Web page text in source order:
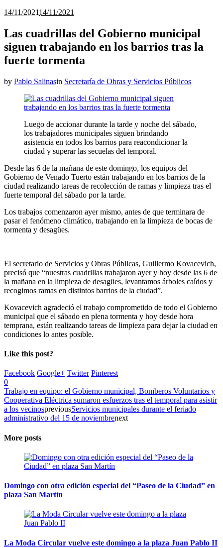
14/11/202114/11/2021
Las cuadrillas del Gobierno municipal
siguen trabajando en los barrios tras la
fuerte tormenta
by Pablo Salinasin Secretaría de Obras y Servicios Públicos
Luego de accionar durante la tarde y noche del sábado,
los trabajadores municipales siguen brindando
asistencia en todos los barrios para reacondicionar la
ciudad y superar las secuelas del temporal.
Desde las 6 de la mañana de este domingo, los equipos del
Gobierno de Venado Tuerto están trabajando en los barrios de la
ciudad realizando tareas de recolección de ramas y limpieza tras el
fuerte temporal del sábado por la tarde.
Los trabajos comenzaron ayer mismo, antes de que terminara de
pasar el fenómeno climático, trabajando en la limpieza de bocas de
tormenta y desagües.
El secretario de Servicios y Obras Públicas, Guillermo Kovacevich,
precisó que “nuestras cuadrillas trabajaron ayer y hoy desde las 6 de
la mañana en la limpieza de desagües, levantamos árboles caídos y
recogimos ramas en distintos barrios de la ciudad”.
Kovacevich agradeció el trabajo comprometido de todo el Gobierno
municipal que el sábado en plena tormenta y hoy desde hora
temprana, están realizando tareas de limpieza para dejar la ciudad en
condiciones lo antes posible.
Like this post?
Facebook Google+ Twitter Pinterest
0
Trabajo en equipo: el Gobierno municipal, Bomberos Voluntarios y
Cooperativa Eléctrica sumaron esfuerzos tras el temporal para asistir
a los vecinospreviousServicios municipales durante el feriado
administrativo del 15 de noviembrenext
More posts
Domingo con otra edición especial del “Paseo de la Ciudad” en
plaza San Martín
La Moda Circular vuelve este domingo a la plaza Juan Pablo II